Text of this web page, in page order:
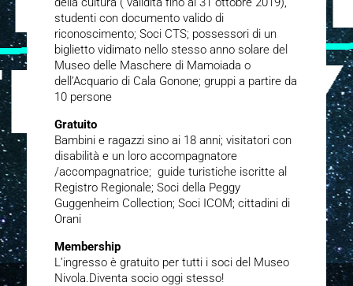
studenti con documento valido di
riconoscimento; Soci CTS; possessori di un
biglietto vidimato nello stesso anno solare del
Museo delle Maschere di Mamoiada o
dell’Acquario di Cala Gonone; gruppi a partire da
10 persone
Gratuito
Bambini e ragazzi sino ai 18 anni; visitatori con
disabilità e un loro accompagnatore
/accompagnatrice; guide turistiche iscritte al
Registro Regionale; Soci della Peggy
Guggenheim Collection; Soci ICOM; cittadini di
Orani
Membership
L’ingresso è gratuito per tutti i soci del Museo
Nivola.Diventa socio oggi stesso!